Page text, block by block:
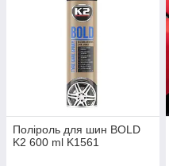
Поліроль для шин BOLD
K2 600 ml K1561